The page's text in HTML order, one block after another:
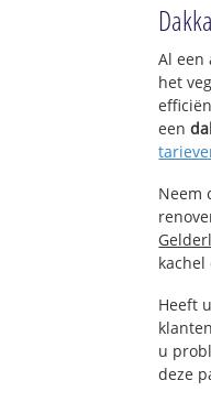
Al een
het
een
Neem
Heeft
u
deze